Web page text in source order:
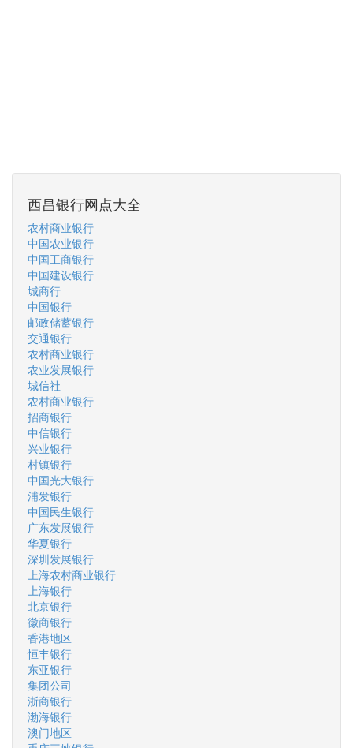
西昌银行网点大全
农村商业银行
中国农业银行
中国工商银行
中国建设银行
城商行
中国银行
邮政储蓄银行
交通银行
农村商业银行
农业发展银行
城信社
农村商业银行
招商银行
中信银行
兴业银行
村镇银行
中国光大银行
浦发银行
中国民生银行
广东发展银行
华夏银行
深圳发展银行
上海农村商业银行
上海银行
北京银行
徽商银行
香港地区
恒丰银行
东亚银行
集团公司
浙商银行
渤海银行
澳门地区